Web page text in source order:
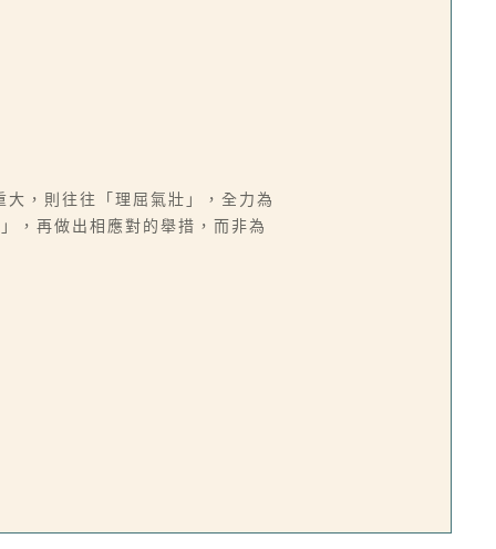
，則往往「理屈氣壯」，全力為
，再做出相應對的舉措，而非為